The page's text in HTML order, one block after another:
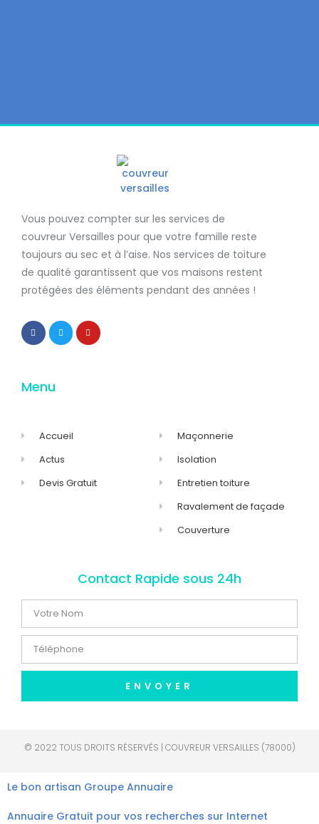
Vous pouvez compter sur les services de
couvreur Versailles pour que votre famille reste
toujours au sec et à l’aise. Nos services de toiture
de qualité garantissent que vos maisons restent
protégées des éléments pendant des années !
Menu
Accueil
Actus
Devis Gratuit
Maçonnerie
Isolation
Entretien toiture
Ravalement de façade
Couverture
Contact Rapide sous 24h
ENVOYER
© 2022 TOUS DROITS RÉSERVÉS | COUVREUR VERSAILLES (78000)
Le bon artisan Groupe Annuaire
Annuaire Gratuit pour vos recherches sur Internet